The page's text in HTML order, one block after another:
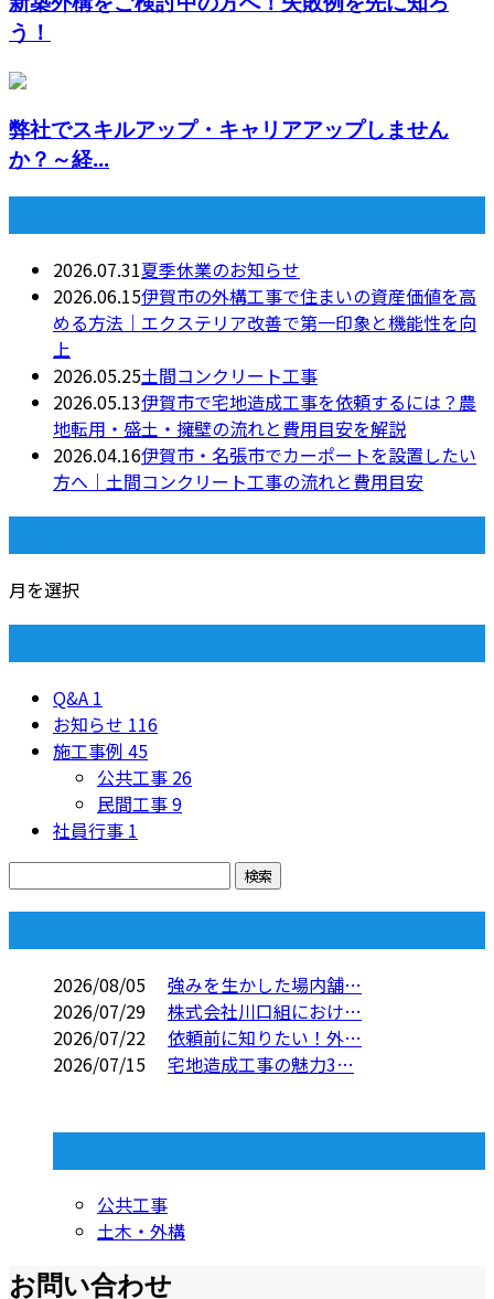
う！
弊社でスキルアップ・キャリアアップしません
か？～経...
2026.07.31夏季休業のお知らせ
2026.06.15伊賀市の外構工事で住まいの資産価値を高
める方法｜エクステリア改善で第一印象と機能性を向
上
2026.05.25土間コンクリート工事
2026.05.13伊賀市で宅地造成工事を依頼するには？農
地転用・盛土・擁壁の流れと費用目安を解説
2026.04.16伊賀市・名張市でカーポートを設置したい
方へ｜土間コンクリート工事の流れと費用目安
月を選択
Q&A 1
お知らせ 116
施工事例 45
公共工事 26
民間工事9
社員行事 1
2026/08/05
強みを生かした場内舗…
2026/07/29
株式会社川口組におけ…
2026/07/22
依頼前に知りたい！外…
2026/07/15
宅地造成工事の魅力3…
公共工事
土木・外構
お問い合わせ